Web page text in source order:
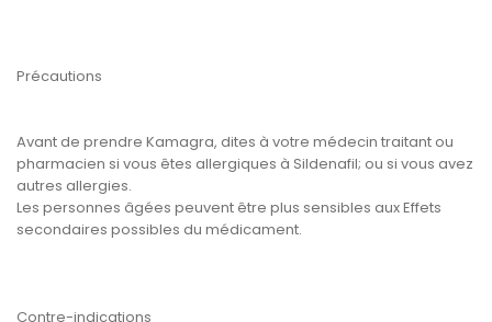
Précautions
Avant de prendre Kamagra, dites à votre médecin traitant ou
pharmacien si vous êtes allergiques à Sildenafil; ou si vous avez
autres allergies.
Les personnes âgées peuvent être plus sensibles aux Effets
secondaires possibles du médicament.
Contre-indications